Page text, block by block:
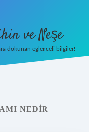
ve Neşe
dokunan eğlenceli bilgiler!
NEDIR